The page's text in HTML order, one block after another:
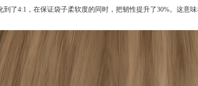
到了4:1，在保证袋子柔软度的同时，把韧性提升了30%。这意